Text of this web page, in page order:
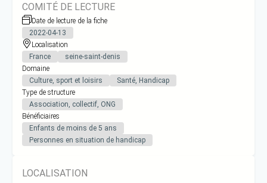
COMITÉ DE LECTURE
Date de lecture de la fiche
2022-04-13
Localisation
France
seine-saint-denis
Domaine
Culture, sport et loisirs
Santé, Handicap
Type de structure
Association, collectif, ONG
Bénéficiaires
Enfants de moins de 5 ans
Personnes en situation de handicap
LOCALISATION